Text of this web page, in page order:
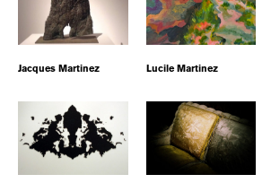
Jacques Martinez Lucile Martinez